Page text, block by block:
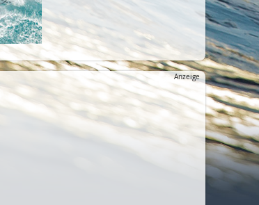
Anzeige